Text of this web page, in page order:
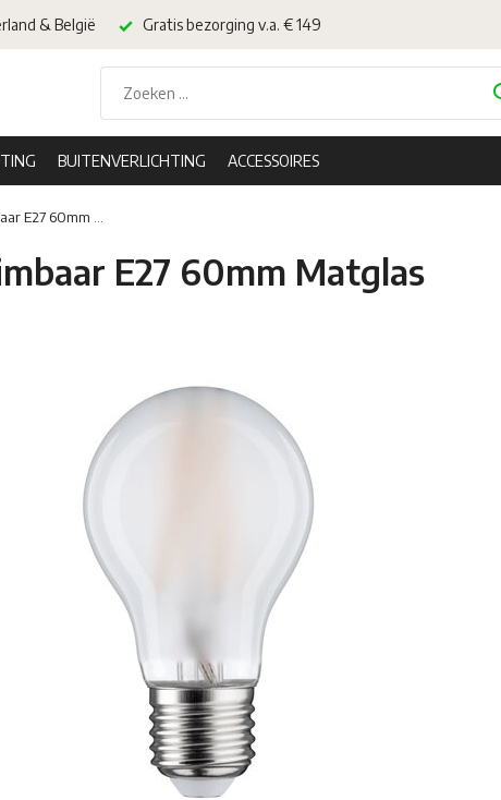
& België Gratis bezorging v.a. € 149
BUITENVERLICHTING ACCESSOIRES
E27 60mm ...
E27 60mm Matglas